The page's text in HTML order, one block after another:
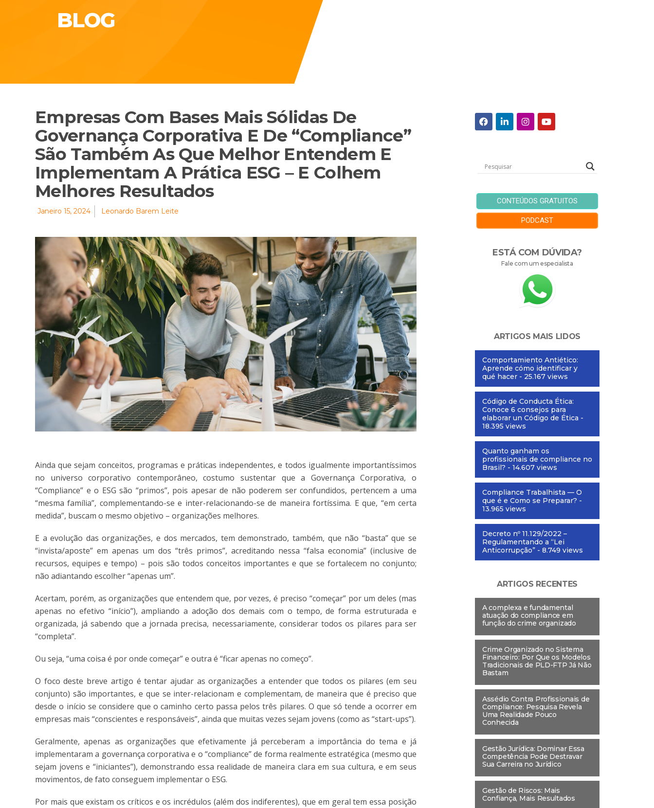
BLOG
Empresas Com Bases Mais Sólidas De
Governança Corporativa E De “Compliance”
São Também As Que Melhor Entendem E
Implementam A Prática ESG – E Colhem
Melhores Resultados
Janeiro 15, 2024 Leonardo Barem Leite
Ainda que sejam conceitos, programas e práticas independentes, e todos igualmente importantíssimos
no universo corporativo contemporâneo, costumo sustentar que a Governança Corporativa, o
“Compliance” e o ESG são “primos”, pois apesar de não poderem ser confundidos, pertencem a uma
“mesma família”, complementando-se e inter-relacionando-se de maneira fortíssima. E que, “em certa
medida”, buscam o mesmo objetivo – organizações melhores.
E a evolução das organizações, e dos mercados, tem demonstrado, também, que não “basta” que se
“invista/aposte” em apenas um dos “três primos”, acreditando nessa “falsa economia” (inclusive de
recursos, equipes e tempo) – pois são todos conceitos importantes e que se fortalecem no conjunto;
não adiantando escolher “apenas um”.
Acertam, porém, as organizações que entendem que, por vezes, é preciso “começar” por um deles (mas
apenas no efetivo “início”), ampliando a adoção dos demais com o tempo, de forma estruturada e
organizada, já sabendo que a jornada precisa, necessariamente, considerar todos os pilares para ser
“completa”.
Ou seja, “uma coisa é por onde começar” e outra é “ficar apenas no começo”.
O foco deste breve artigo é tentar ajudar as organizações a entender que todos os pilares (em seu
conjunto) são importantes, e que se inter-relacionam e complementam, de maneira que é preciso que
desde o início se considere que o caminho certo passa pelos três pilares. O que só tende a ocorrer em
empresas mais “conscientes e responsáveis”, ainda que muitas vezes sejam jovens (como as “start-ups”).
Geralmente, apenas as organizações que efetivamente já perceberam a importância do tema e já
implementaram a governança corporativa e o “compliance” de forma realmente estratégica (mesmo que
sejam jovens e “iniciantes”), demonstrando essa realidade de maneira clara em sua cultura, e em seus
movimentos, de fato conseguem implementar o ESG.
Por mais que existam os críticos e os incrédulos (além dos indiferentes), que em geral tem essa posição
CONTEÚDOS GRATUITOS
PODCAST
ESTÁ COM DÚVIDA?
Fale com um especialista
ARTIGOS MAIS LIDOS
Comportamiento Antiético:
Aprende cómo identificar y
qué hacer - 25.167 views
Código de Conducta Ética:
Conoce 6 consejos para
elaborar un Código de Ética -
18.395 views
Quanto ganham os
profissionais de compliance no
Brasil? - 14.607 views
Compliance Trabalhista — O
que é e Como se Preparar? -
13.965 views
Decreto nº 11.129/2022 –
Regulamentando a “Lei
Anticorrupção” - 8.749 views
ARTIGOS RECENTES
A complexa e fundamental
atuação do compliance em
função do crime organizado
Crime Organizado no Sistema
Financeiro: Por Que os Modelos
Tradicionais de PLD-FTP Já Não
Bastam
Assédio Contra Profissionais de
Compliance: Pesquisa Revela
Uma Realidade Pouco
Conhecida
Gestão Jurídica: Dominar Essa
Competência Pode Destravar
Sua Carreira no Jurídico
Gestão de Riscos: Mais
Confiança, Mais Resultados